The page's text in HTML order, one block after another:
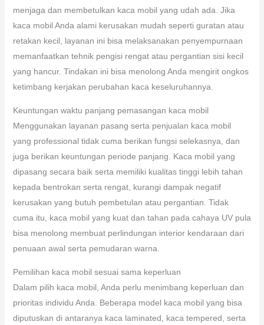
menjaga dan membetulkan kaca mobil yang udah ada. Jika
kaca mobil Anda alami kerusakan mudah seperti guratan atau
retakan kecil, layanan ini bisa melaksanakan penyempurnaan
memanfaatkan tehnik pengisi rengat atau pergantian sisi kecil
yang hancur. Tindakan ini bisa menolong Anda mengirit ongkos
ketimbang kerjakan perubahan kaca keseluruhannya.
Keuntungan waktu panjang pemasangan kaca mobil
Menggunakan layanan pasang serta penjualan kaca mobil
yang professional tidak cuma berikan fungsi selekasnya, dan
juga berikan keuntungan periode panjang. Kaca mobil yang
dipasang secara baik serta memiliki kualitas tinggi lebih tahan
kepada bentrokan serta rengat, kurangi dampak negatif
kerusakan yang butuh pembetulan atau pergantian. Tidak
cuma itu, kaca mobil yang kuat dan tahan pada cahaya UV pula
bisa menolong membuat perlindungan interior kendaraan dari
penuaan awal serta pemudaran warna.
Pemilihan kaca mobil sesuai sama keperluan
Dalam pilih kaca mobil, Anda perlu menimbang keperluan dan
prioritas individu Anda. Beberapa model kaca mobil yang bisa
diputuskan di antaranya kaca laminated, kaca tempered, serta